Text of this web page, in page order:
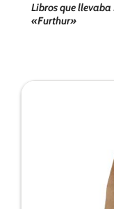
Libros que llevaba
«Furthur»